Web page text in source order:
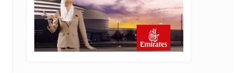
Millennium için Embraer ile
anlaştı